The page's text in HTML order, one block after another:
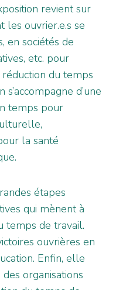
revient sur
les ouvrier.e.s se
en sociétés de
etc. pour
du temps
d’une
temps pour
la santé
étapes
qui mènent à
temps de travail.
ouvrières en
Enfin, elle
organisations